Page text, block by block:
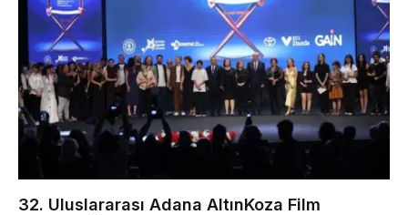
32. Uluslararası Adana AltınKoza Film